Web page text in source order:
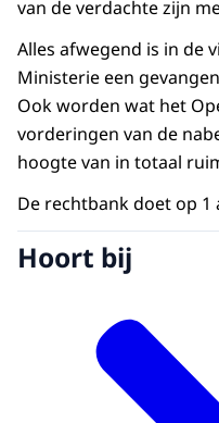
van de verdachte zijn
Alles afwegend is in de
Ministerie een
Ook worden wat het
vorderingen van de
hoogte van in totaal
De rechtbank doet op
Hoort bij